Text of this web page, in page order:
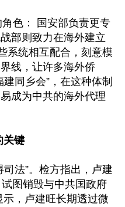
色： 国安部负责更专
部则致力在海外建立
系统相互配合，刻意模
线，让许多海外侨
同乡会”，在这种体制
成为中共的海外代理
关键
法”。检方指出，卢建
图销毁与中共国政府
，卢建旺长期透过微